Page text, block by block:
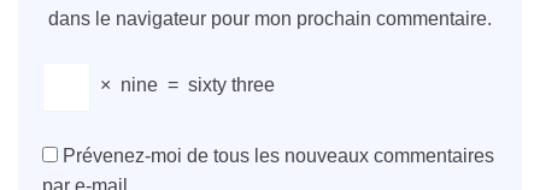
dans le navigateur pour mon prochain commentaire.
× nine = sixty three
Prévenez-moi de tous les nouveaux commentaires
par e-mail.